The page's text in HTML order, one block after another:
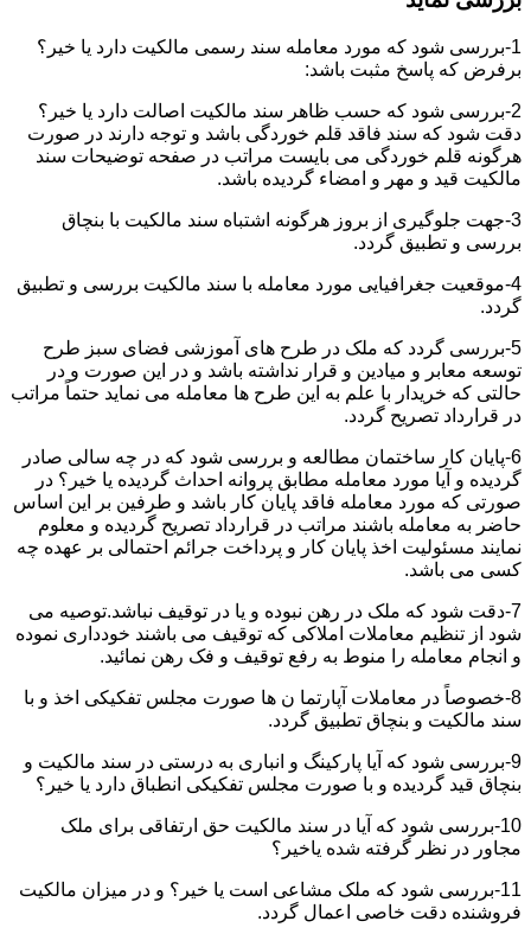
1-بررسی شود که مورد معامله سند رسمی مالکیت دارد یا خیر؟
برفرض که پاسخ مثبت باشد:
2-بررسی شود که حسب ظاهر سند مالکیت اصالت دارد یا خیر؟
دقت شود که سند فاقد قلم خوردگی باشد و توجه دارند در صورت
هرگونه قلم خوردگی می بایست مراتب در صفحه توضیحات سند
مالکیت قید و مهر و امضاء گردیده باشد.
3-جهت جلوگیری از بروز هرگونه اشتباه سند مالکیت با بنچاق
بررسی و تطبیق گردد.
4-موقعیت جغرافیایی مورد معامله با سند مالکیت بررسی و تطبیق
گردد.
5-بررسی گردد که ملک در طرح های آموزشی فضای سبز طرح
توسعه معابر و میادین و قرار نداشته باشد و در این صورت و در
حالتی که خریدار با علم به این طرح ها معامله می نماید حتماً مراتب
در قرارداد تصریح گردد.
6-پایان کار ساختمان مطالعه و بررسی شود که در چه سالی صادر
گردیده و آیا مورد معامله مطابق پروانه احداث گردیده یا خیر؟ در
صورتی که مورد معامله فاقد پایان کار باشد و طرفین بر این اساس
حاضر به معامله باشند مراتب در قرارداد تصریح گردیده و معلوم
نمایند مسئولیت اخذ پایان کار و پرداخت جرائم احتمالی بر عهده چه
کسی می باشد.
7-دقت شود که ملک در رهن نبوده و یا در توقیف نباشد.توصیه می
شود از تنظیم معاملات املاکی که توقیف می باشند خودداری نموده
و انجام معامله را منوط به رفع توقیف و فک رهن نمائید.
8-خصوصاً در معاملات آپارتما ن ها صورت مجلس تفکیکی اخذ و با
سند مالکیت و بنچاق تطبیق گردد.
9-بررسی شود که آیا پارکینگ و انباری به درستی در سند مالکیت و
بنچاق قید گردیده و با صورت مجلس تفکیکی انطباق دارد یا خیر؟
10-بررسی شود که آیا در سند مالکیت حق ارتفاقی برای ملک
مجاور در نظر گرفته شده یاخیر؟
11-بررسی شود که ملک مشاعی است یا خیر؟ و در میزان مالکیت
فروشنده دقت خاصی اعمال گردد.